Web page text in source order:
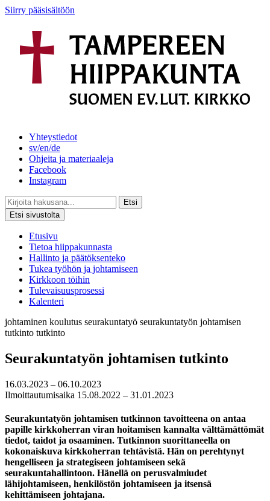
Siirry pääsisältöön
Yhteystiedot
sv/en/de
Ohjeita ja materiaaleja
Facebook
Instagram
Etsi
Etsi sivustolta
Etusivu
Tietoa hiippakunnasta
Hallinto ja päätöksenteko
Tukea työhön ja johtamiseen
Kirkkoon töihin
Tulevaisuusprosessi
Kalenteri
johtaminen koulutus seurakuntatyö seurakuntatyön johtamisen
tutkinto tutkinto
Seurakuntatyön johtamisen tutkinto
16.03.2023 – 06.10.2023
Ilmoittautumisaika 15.08.2022 – 31.01.2023
Seurakuntatyön johtamisen tutkinnon tavoitteena on antaa
papille kirkkoherran viran hoitamisen kannalta välttämättömät
tiedot, taidot ja osaaminen. Tutkinnon suorittaneella on
kokonaiskuva kirkkoherran tehtävistä. Hän on perehtynyt
hengelliseen ja strategiseen johtamiseen sekä
seurakuntahallintoon. Hänellä on perusvalmiudet
lähijohtamiseen, henkilöstön johtamiseen ja itsensä
kehittämiseen johtajana.